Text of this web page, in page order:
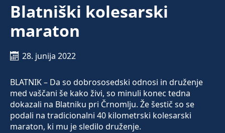
Blatniški kolesarski
maraton
28. junija 2022
BLATNIK – Da so dobrososedski odnosi in druženje
med vaščani še kako živi, so minuli konec tedna
dokazali na Blatniku pri Črnomlju. Že šestič so se
podali na tradicionalni 40 kilometrski kolesarski
maraton, ki mu je sledilo druženje.